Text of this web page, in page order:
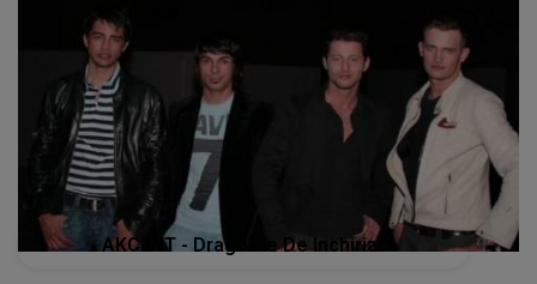
AKCENT - Dragoste De Inchiriat